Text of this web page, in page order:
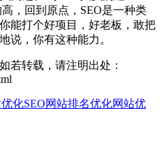
，回到原点，SEO是一种类
能打个好项目，好老板，敢把
说，你有这种能力。
若转载，请注明出处：
优化SEO网站排名优化网站优